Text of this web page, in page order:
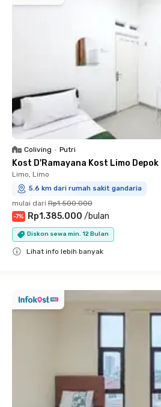
Coliving • Putri
Kost D'Ramayana Kost Limo Depok
Limo, Limo
5.6 km dari rumah sakit gandaria
mulai dari Rp1.500.000
-7% Rp1.385.000 /bulan
Diskon sewa min. 12 Bulan
Lihat info lebih banyak